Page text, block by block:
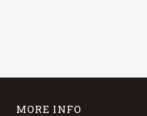
MORE INFO